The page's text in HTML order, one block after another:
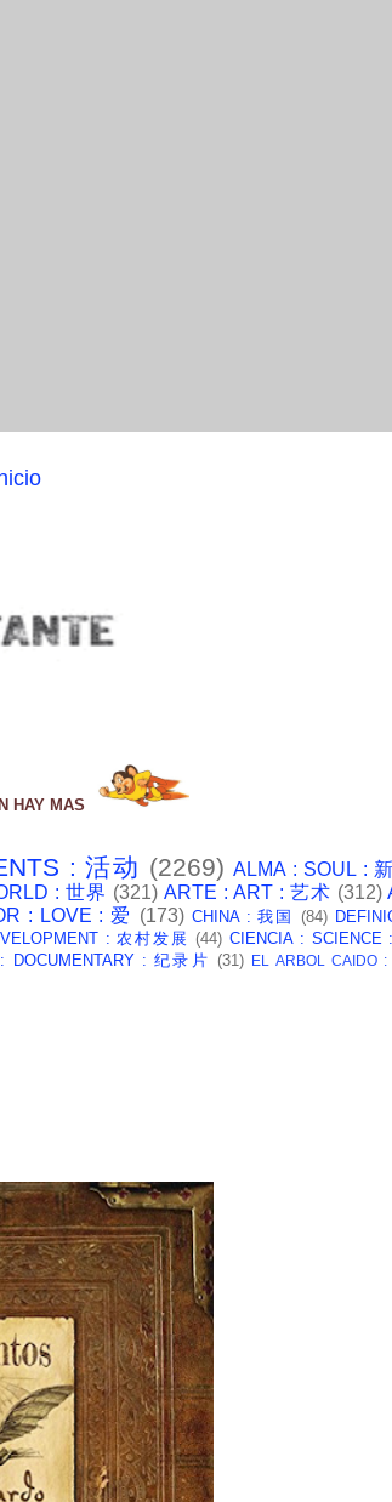
HAY MAS
: 活动 (2269) ALMA : SOUL :
: 世界 (321) ARTE : ART : 艺术 (312)
: LOVE : 爱 (173) CHINA : 我国 (84)
: 农村发展 (44) CIENCIA : SCIENCE
: DOCUMENTARY : 纪录片 (31) EL ARBOL CAIDO